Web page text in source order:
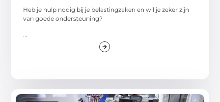
Heb je hulp nodig bij je belastingzaken en wil je zeker zijn
van goede ondersteuning?
...